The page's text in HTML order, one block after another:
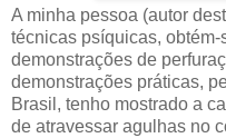
A minha pessoa (autor
técnicas psíquicas,
demonstrações de
demonstrações práticas,
Brasil, tenho mostrado a
de atravessar agulhas no